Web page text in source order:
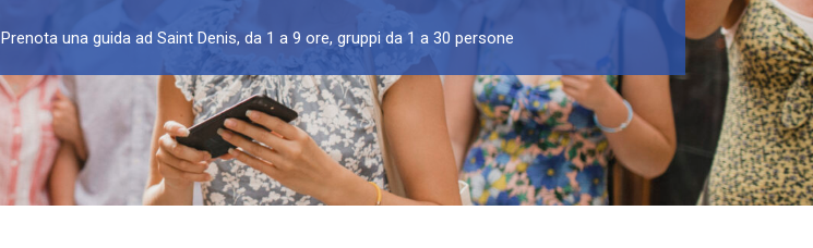
Prenota una guida ad Saint Denis, da 1 a 9 ore, gruppi da 1 a 30 persone